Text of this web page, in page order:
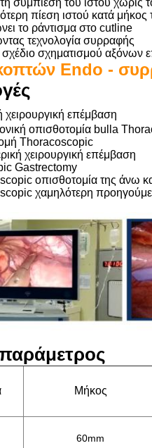
συμπίεση του ιστού χωρίς
πίεση ιστού κατά μήκος
το ράντισμα στο cutline
τεχνολογία συρραφής
σχηματισμού αξόνων
Endo -
επέμβαση
οπισθοτομία bulla
Thoracoscopic
χειρουργική επέμβαση
Gastrectomy
οπισθοτομία της άνω
χαμηλότερη
Μήκος
60mm